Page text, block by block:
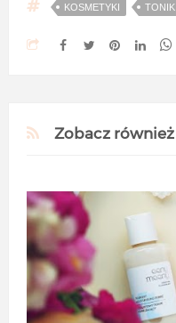
KOSMETYKI TONIK
Zobacz również